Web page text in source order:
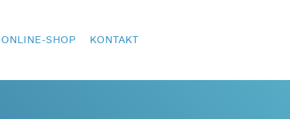
ONLINE-SHOP KONTAKT